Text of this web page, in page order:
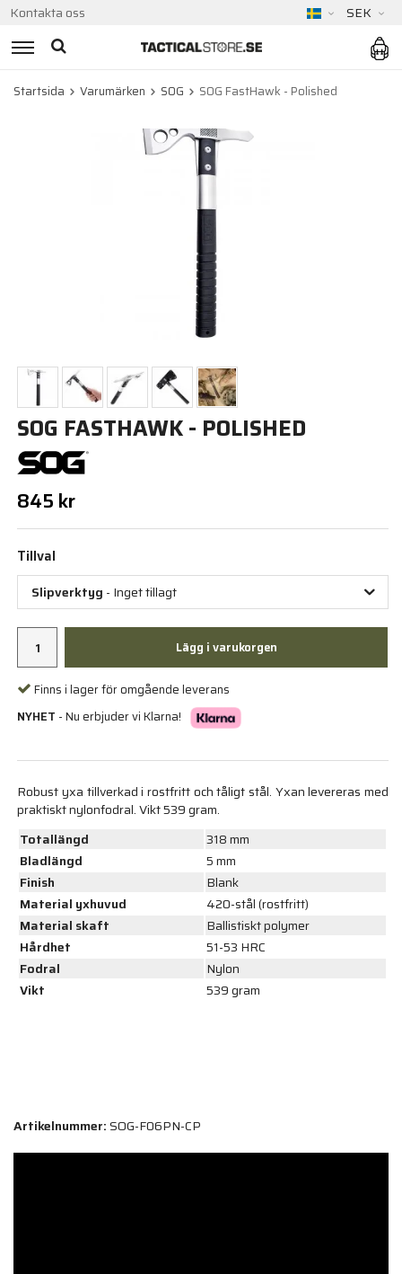
Kontakta oss SEK
Startsida Varumärken SOG SOG FastHawk - Polished
SOG FASTHAWK - POLISHED
845 kr
Tillval
Slipverktyg - Inget tillagt
Lägg i varukorgen
Finns i lager för omgående leverans
NYHET - Nu erbjuder vi Klarna!
Robust yxa tillverkad i rostfritt och tåligt stål. Yxan levereras med
praktiskt nylonfodral. Vikt 539 gram.
Totallängd
318 mm
Bladlängd
5 mm
Finish
Blank
Material yxhuvud
420-stål (rostfritt)
Material skaft
Ballistiskt polymer
Hårdhet
51-53 HRC
Fodral
Nylon
Vikt
539 gram
Artikelnummer:SOG-F06PN-CP